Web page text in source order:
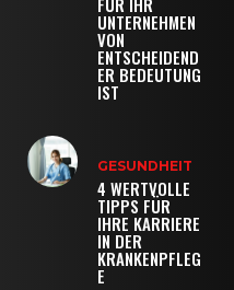
UNTERNEHMEN
VON
ENTSCHEIDEND
ER BEDEUTUNG
IST
GESUNDHEIT
4 WERTVOLLE
TIPPS FÜR
IHRE KARRIERE
IN DER
KRANKENPFLEG
E